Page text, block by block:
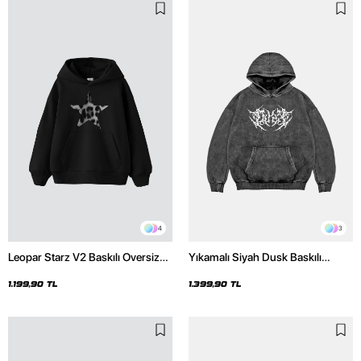
4
Leopar Starz V2 Baskılı Oversize
1.199,90 TL
3
Yıkamalı Siyah Dusk Baskılı
1.399,90 TL